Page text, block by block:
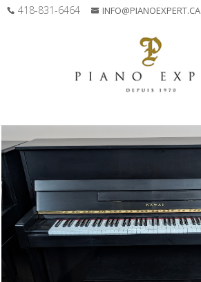
418-831-6464 INFO@PIANOEXPERT.CA